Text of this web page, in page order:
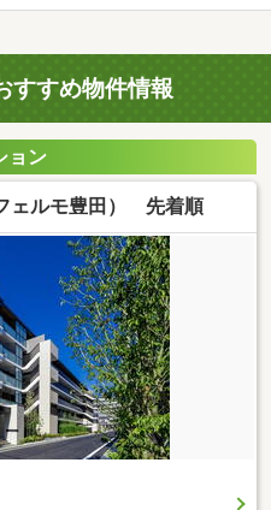
すすめ物件情報
ョン
ェルモ豊田） 先着順